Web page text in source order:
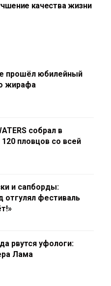
качества жизни
прошёл юбилейный
жирафа
собрал в
пловцов со всей
и сапборды:
отгулял фестиваль
рвутся уфологи:
Лама